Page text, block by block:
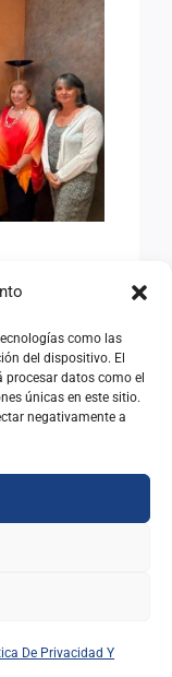
como las
del dispositivo. El
datos como el
únicas en este sitio.
negativamente a
De Privacidad Y
EL
DE
DEL
DEL